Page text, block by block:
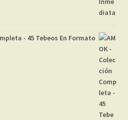
- 45 Tebeos En Formato